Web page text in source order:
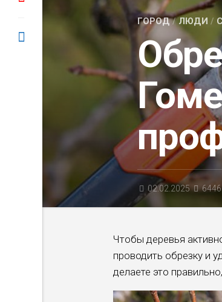
ГОРОД/ЛЮДИ /
02.02.2025 6446
Чтобы деревья
проводить обрезку и
делаете это